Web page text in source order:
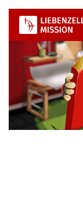
Zum
Inhalt
springen